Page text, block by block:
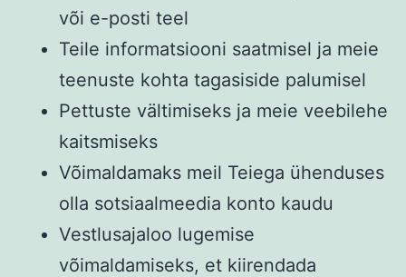
või e-posti teel
Teile informatsiooni saatmisel ja meie
teenuste kohta tagasiside palumisel
Pettuste vältimiseks ja meie veebilehe
kaitsmiseks
Võimaldamaks meil Teiega ühenduses
olla sotsiaalmeedia konto kaudu
Vestlusajaloo lugemise
võimaldamiseks, et kiirendada